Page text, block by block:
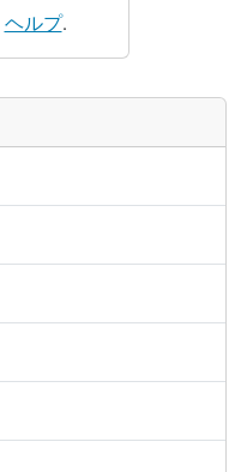
ヘルプ.